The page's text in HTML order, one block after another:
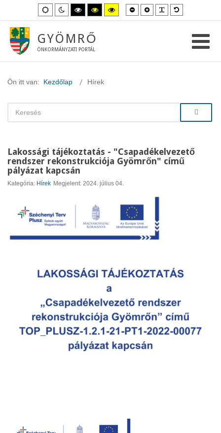
Alapértelmezett
mód
Éjszakai
mód
Magas
kontraszt
fekete-
mód.
Magas
kontraszt
fekete-
Magas
kontraszt
sárga-
Kisebb
betűméret
Nagyobb
betűméret
GYÖMRŐ
ÖNKORMÁNYZATI PORTÁL
Ön itt van: Kezdőlap Hírek
Lakossági tájékoztatás - "Csapadékelvezető
rendszer rekonstrukciója Gyömrőn" című
pályázat kapcsán
Kategória: Hírek Megjelent: 2024. július 04.